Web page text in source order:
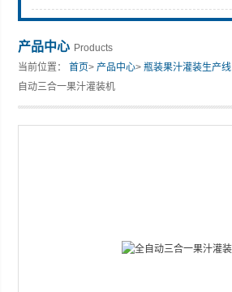
产品中心 Products
当前位置：首页>产品中心>瓶装果汁灌装生产线
自动三合一果汁灌装机